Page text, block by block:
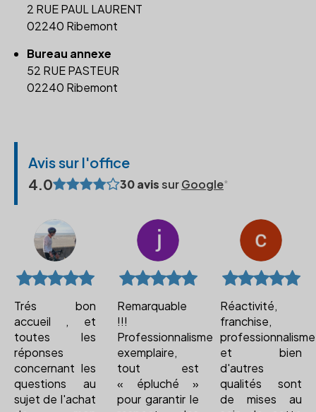
2 RUE PAUL LAURENT
02240 Ribemont
Bureau annexe
52 RUE PASTEUR
02240 Ribemont
Avis sur l'office
4.0
30 avissurGoogle
Trés bon
accueil , et
toutes les
réponses
concernant les
questions au
sujet de l'achat
Remarquable
!!!
Professionnalisme
exemplaire,
tout est
« épluché »
pour garantir le
Réactivité,
franchise,
professionnalisme
et bien
d'autres
qualités sont
de mises au